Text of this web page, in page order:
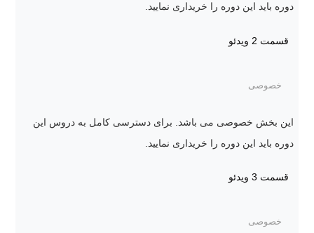
دوره باید این دوره را خریداری نمایید.
قسمت 2 ویدئو
خصوصی
این بخش خصوصی می باشد. برای دسترسی کامل به دروس این
دوره باید این دوره را خریداری نمایید.
قسمت 3 ویدئو
خصوصی